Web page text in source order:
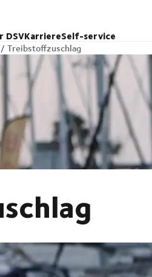
DSVKarriereSelf-service
Treibstoffzuschlag